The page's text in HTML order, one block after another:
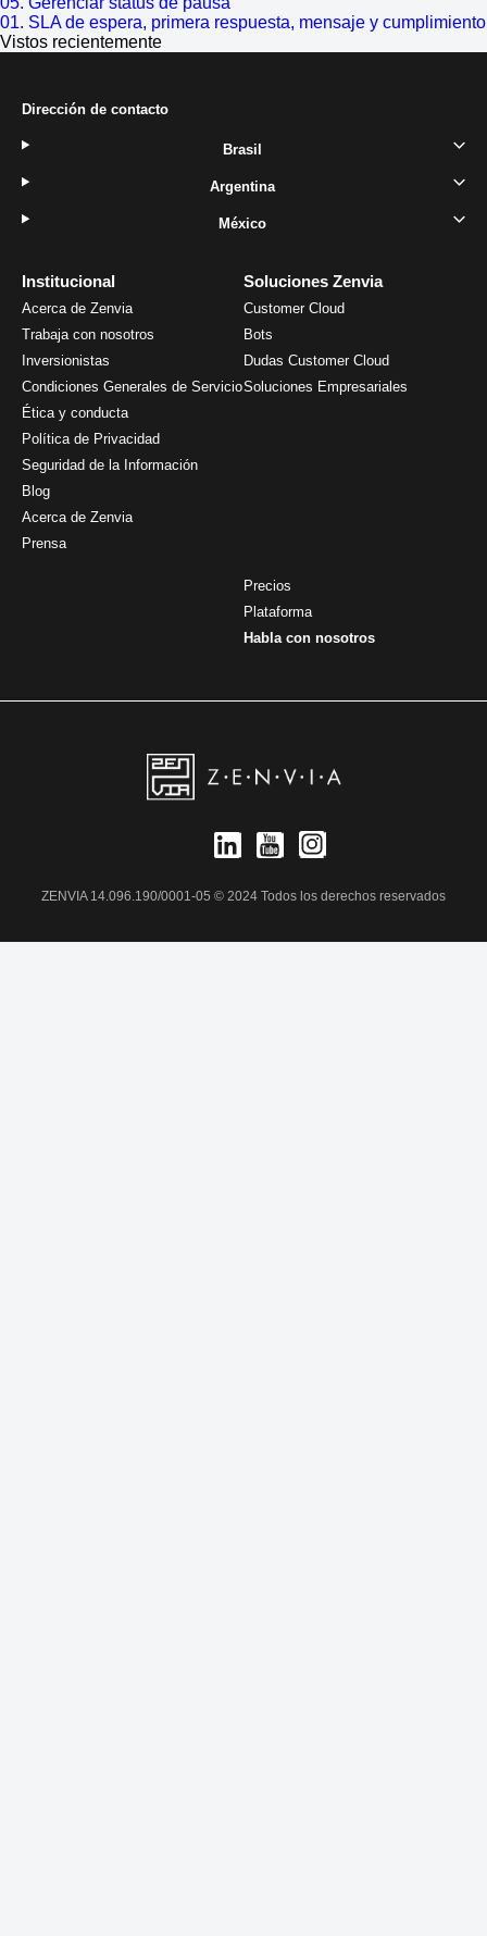
01. SLA de espera, primera respuesta, mensaje y cumplimiento
Vistos recientemente
Institucional
Acerca de Zenvia
Trabaja con nosotros
Inversionistas
Condiciones Generales de Servicio
Ética y conducta
Política de Privacidad
Seguridad de la Información
Blog
Acerca de Zenvia
Prensa
Soluciones Zenvia
Customer Cloud
Bots
Dudas Customer Cloud
Soluciones Empresariales
Precios
Plataforma
Habla con nosotros
Dirección de contacto
Brasil
Argentina
México
ZENVIA 14.096.190/0001-05 © 2024 Todos los derechos reservados